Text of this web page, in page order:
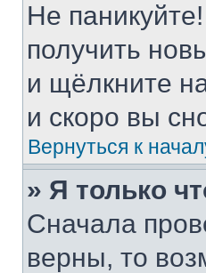
Не
получить
и щёлкните
и скоро вы
Вернуться к
» Я только
Сначала
верны, то